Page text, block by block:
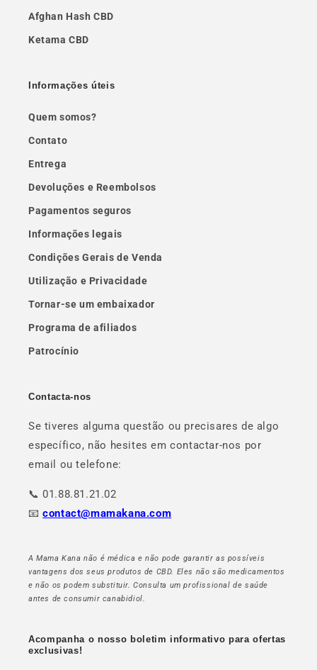
Afghan Hash CBD
Ketama CBD
Informações úteis
Quem somos?
Contato
Entrega
Devoluções e Reembolsos
Pagamentos seguros
Informações legais
Condições Gerais de Venda
Utilização e Privacidade
Tornar-se um embaixador
Programa de afiliados
Patrocínio
Contacta-nos
Se tiveres alguma questão ou precisares de algo
específico, não hesites em contactar-nos por
email ou telefone:
📞 01.88.81.21.02
📧contact@mamakana.com
A Mama Kana não é médica e não pode garantir as possíveis
vantagens dos seus produtos de CBD. Eles não são medicamentos
e não os podem substituir. Consulta um profissional de saúde
antes de consumir canabidiol.
Acompanha o nosso boletim informativo para ofertas
exclusivas!